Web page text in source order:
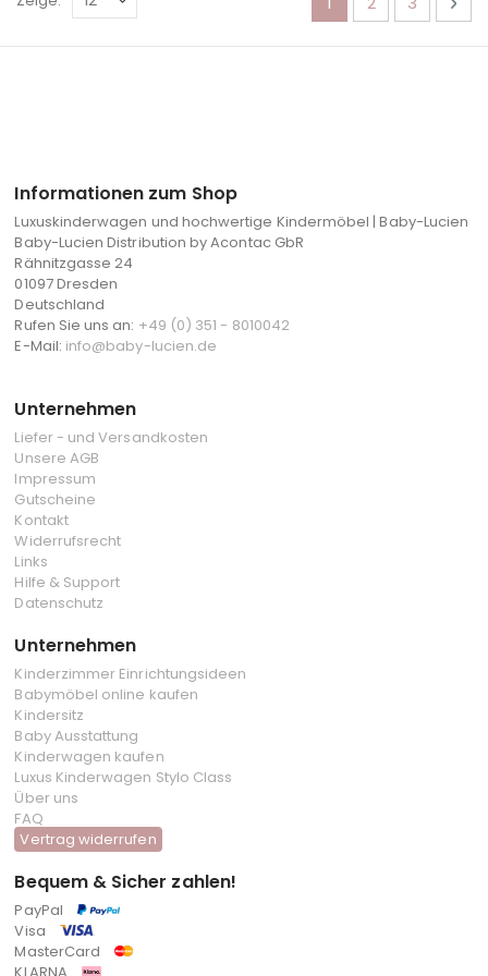
Informationen zum Shop
Luxuskinderwagen und hochwertige Kindermöbel | Baby-Lucien
Baby-Lucien Distribution by Acontac GbR
Rähnitzgasse 24
01097 Dresden
Deutschland
Rufen Sie uns an: +49 (0) 351 - 8010042
E-Mail: info@baby-lucien.de
Unternehmen
Liefer - und Versandkosten
Unsere AGB
Impressum
Gutscheine
Kontakt
Widerrufsrecht
Links
Hilfe & Support
Datenschutz
Unternehmen
Kinderzimmer Einrichtungsideen
Babymöbel online kaufen
Kindersitz
Baby Ausstattung
Kinderwagen kaufen
Luxus Kinderwagen Stylo Class
Über uns
FAQ
Vertrag widerrufen
Bequem & Sicher zahlen!
PayPal
Visa
MasterCard